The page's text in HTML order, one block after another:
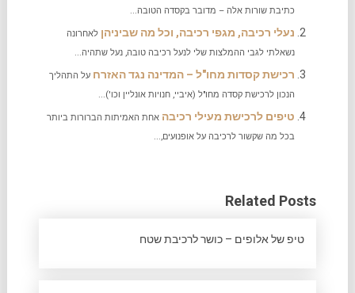
כתיבת שורות אלה – מדובר בקסדה הטובה...
נעלי רכיבה, מגפי רכיבה, וכל מה שביניהן לאחרונה
נשאלתי לגבי ההמלצות שלי לנעל רכיבה טובה, נעל שתהיה...
רכישת קסדות מחו"ל – המדינה נגד האזרח על התהליך
הנכון לרכישת קסדה מחו"ל (איביי, חנויות אונליין וכו')...
טיפים לרכישת מעילי רכיבה אחת האמיתות הברורות ביותר
בכל מה שקשור לרכיבה על אופנועים,...
Related Posts
טיפ של אלופים – כושר לרכיבת שטח